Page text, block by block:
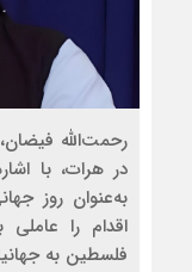
رحمت‌الله
در هرات، با
به‌عنوان روز
اقدام را
فلسطین به